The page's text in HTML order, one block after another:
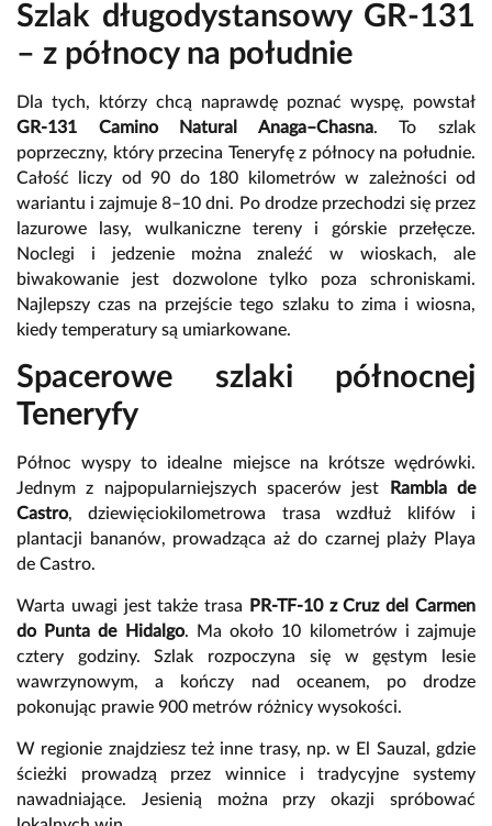
Szlak długodystansowy GR-131
– z północy na południe
Dla tych, którzy chcą naprawdę poznać wyspę, powstał
GR-131 Camino Natural Anaga–Chasna. To szlak
poprzeczny, który przecina Teneryfę z północy na południe.
Całość liczy od 90 do 180 kilometrów w zależności od
wariantu i zajmuje 8–10 dni. Po drodze przechodzi się przez
lazurowe lasy, wulkaniczne tereny i górskie przełęcze.
Noclegi i jedzenie można znaleźć w wioskach, ale
biwakowanie jest dozwolone tylko poza schroniskami.
Najlepszy czas na przejście tego szlaku to zima i wiosna,
kiedy temperatury są umiarkowane.
Spacerowe szlaki północnej
Teneryfy
Północ wyspy to idealne miejsce na krótsze wędrówki.
Jednym z najpopularniejszych spacerów jest
Rambla de
Castro, dziewięciokilometrowa trasa wzdłuż klifów i
plantacji bananów, prowadząca aż do czarnej plaży Playa
de Castro.
Warta uwagi jest także trasa
PR-TF-10 z Cruz del Carmen
do Punta de Hidalgo. Ma około 10 kilometrów i zajmuje
cztery godziny. Szlak rozpoczyna się w gęstym lesie
wawrzynowym, a kończy nad oceanem, po drodze
pokonując prawie 900 metrów różnicy wysokości.
W regionie znajdziesz też inne trasy, np. w El Sauzal, gdzie
ścieżki prowadzą przez winnice i tradycyjne systemy
nawadniające. Jesienią można przy okazji spróbować